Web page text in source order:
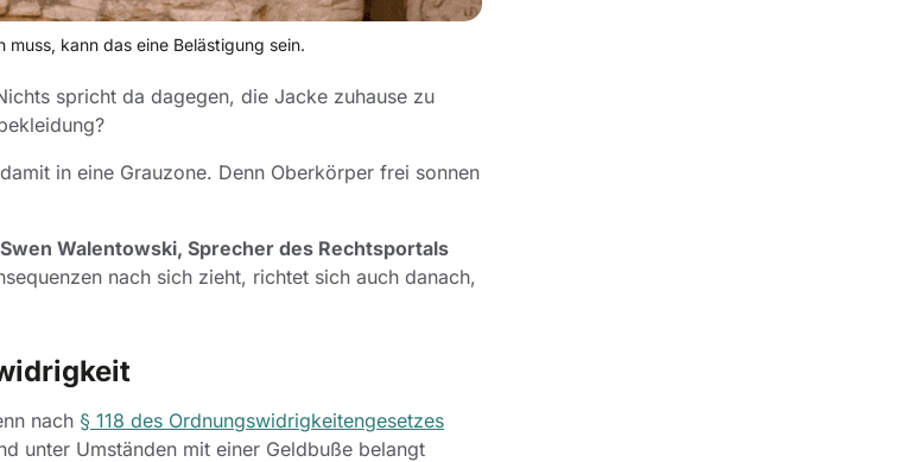
kann das eine Belästigung sein.
spricht da dagegen, die Jacke zuhause zu
in eine Grauzone. Denn Oberkörper frei sonnen
Walentowski, Sprecher des Rechtsportals
nach sich zieht, richtet sich auch danach,
nach § 118 des Ordnungswidrigkeitengesetzes
unter Umständen mit einer Geldbuße belangt